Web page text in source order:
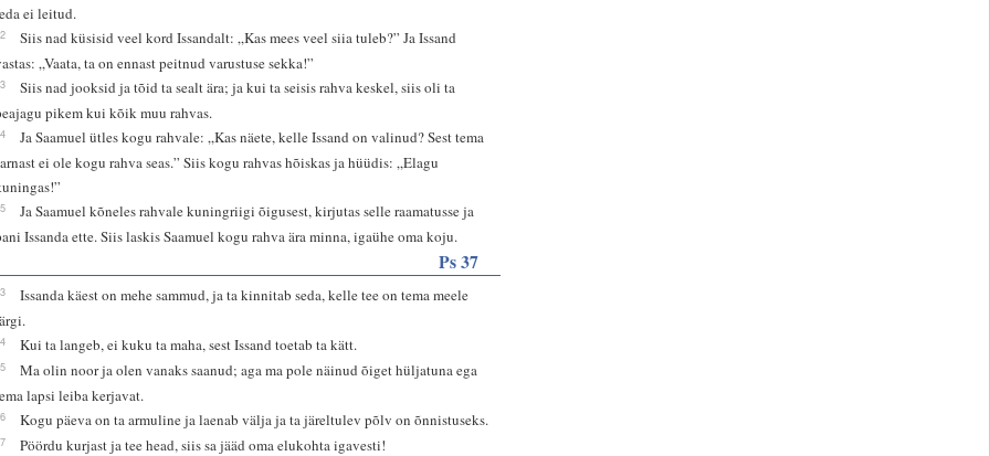
ei leitud.
Siis nad küsisid veel kord Issandalt: „Kas mees veel siia tuleb?” Ja Issand
„Vaata, ta on ennast peitnud varustuse sekka!”
Siis nad jooksid ja tõid ta sealt ära; ja kui ta seisis rahva keskel, siis oli ta
pikem kui kõik muu rahvas.
Ja Saamuel ütles kogu rahvale: „Kas näete, kelle Issand on valinud? Sest tema
ei ole kogu rahva seas.” Siis kogu rahvas hõiskas ja hüüdis: „Elagu
Ja Saamuel kõneles rahvale kuningriigi õigusest, kirjutas selle raamatusse ja
Issanda ette. Siis laskis Saamuel kogu rahva ära minna, igaühe oma koju.
Ps 37
Issanda käest on mehe sammud, ja ta kinnitab seda, kelle tee on tema meele
Kui ta langeb, ei kuku ta maha, sest Issand toetab ta kätt.
Ma olin noor ja olen vanaks saanud; aga ma pole näinud õiget hüljatuna ega
lapsi leiba kerjavat.
Kogu päeva on ta armuline ja laenab välja ja ta järeltulev põlv on õnnistuseks.
Pöördu kurjast ja tee head, siis sa jääd oma elukohta igavesti!